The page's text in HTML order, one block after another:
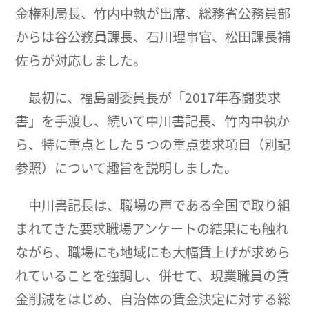
金権利局長、竹内中執が出席、総務省公務員部
からは谷公務員課長、石川理事官、松田課長補
佐らが対応しました。
最初に、福島副委員長が「2017年春闘要求
書」を手渡し、続いて中川書記長、竹内中執か
ら、特に重点とした５つの重点要求項目（別記
参照）について趣旨を説明しました。
中川書記長は、職場の声である全国で取り組
まれてきた要求職場アンケートの結果にも触れ
ながら、職場にも地域にも大幅賃上げが求めら
れていることを強調し、併せて、現業職員の賃
金削減をはじめ、自治体の賃金決定に対する総